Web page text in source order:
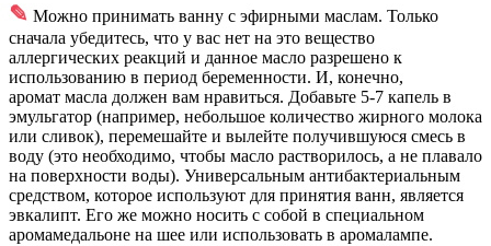
✎ Можно принимать ванну с эфирными маслам. Только
сначала убедитесь, что у вас нет на это вещество
аллергических реакций и данное масло разрешено к
использованию в период беременности. И, конечно,
аромат масла должен вам нравиться. Добавьте 5-7 капель в
эмульгатор (например, небольшое количество жирного молока
или сливок), перемешайте и вылейте получившуюся смесь в
воду (это необходимо, чтобы масло растворилось, а не плавало
на поверхности воды). Универсальным антибактериальным
средством, которое используют для принятия ванн, является
эвкалипт. Его же можно носить с собой в специальном
аромамедальоне на шее или использовать в аромалампе.